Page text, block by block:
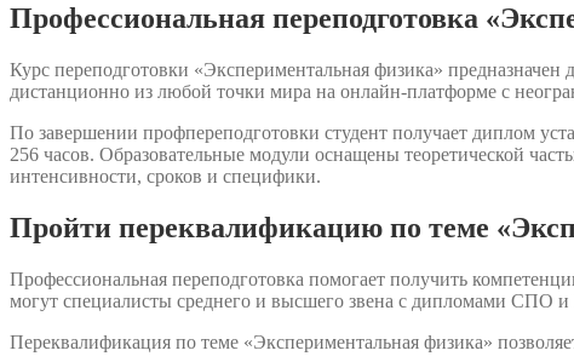
Профессиональная переподготовка
Курс переподготовки «Экспериментальная физика»
дистанционно из любой точки мира на онлайн-платформе с
По завершении профпереподготовки студент получает диплом
256 часов. Образовательные модули оснащены теоретической
интенсивности, сроков и специфики.
Пройти переквалификацию по теме
Профессиональная переподготовка помогает получить
могут специалисты среднего и высшего звена с дипломами СПО
Переквалификация по теме «Экспериментальная физика»